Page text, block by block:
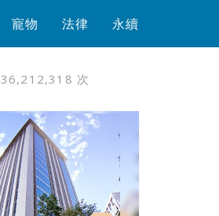
寵物 法律 永續
36,212,318 次